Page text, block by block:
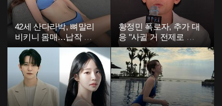
42세 산다라박, 뼈말리
비키니 몸매…납작 복
부에 깜짝
황정민 폭로자, 추가 대
응 "사귈 거 전제로 하
고…"